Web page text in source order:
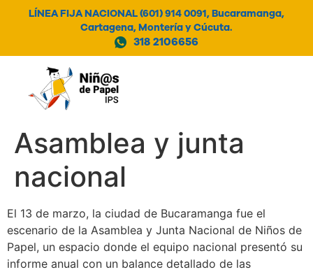
LÍNEA FIJA NACIONAL (601) 914 0091, Bucaramanga,
Cartagena, Montería y Cúcuta.
318 2106656
Asamblea y junta
nacional
El 13 de marzo, la ciudad de Bucaramanga fue el
escenario de la Asamblea y Junta Nacional de Niños de
Papel, un espacio donde el equipo nacional presentó su
informe anual con un balance detallado de las